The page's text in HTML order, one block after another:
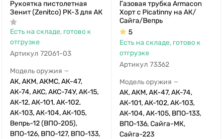
Рукоятка пистолетная
Зенит (Zenitco) РК-3 для АК
Есть на складе, готово к
отгрузке
Артикул 72061-03
Модель оружия —
АК, АКМ, АКМС, АК-47,
АК-74, АКС, АКС-74У, АК-15,
АК-12, АК-101, АК-102,
АК-103, АК-104, АК-105,
Вепрь-12 (ВПО-205),
ВПО-126, ВПО-127, ВПО-133,
Газовая трубка Armacon
Хорт с Picatinny на АК/
Сайга/Вепрь
5
Есть на складе, готово к
отгрузке
Артикул 73362
Модель оружия —
АК, АКМ, АК-47, АК-74,
АК-101, АК-102, АК-103,
АК-104, АК-105, ВПО-133,
ВПО-136, Сайга-МК,
Сайга-223